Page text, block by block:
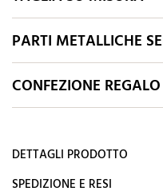
PARTI METALLICHE
CONFEZIONE
DETTAGLI PRODOTTO
SPEDIZIONE E RESI